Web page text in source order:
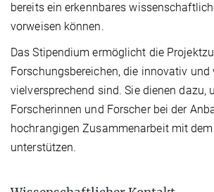
bereits ein erkennbares
vorweisen können.
Das Stipendium ermöglicht die
Forschungsbereichen, die innovativ
vielversprechend sind. Sie dienen dazu,
Forscherinnen und Forscher bei der
hochrangigen Zusammenarbeit mit
unterstützen.